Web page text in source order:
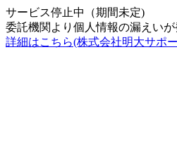
サービス停止中（期間未定)
委託機関より個人情報の漏えいが
詳細はこちら(株式会社明大サポ